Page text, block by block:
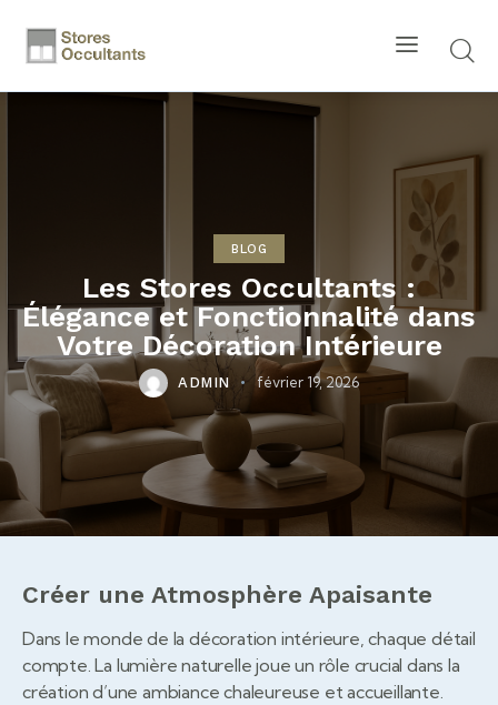
BLOG
Les Stores Occultants :
Élégance et Fonctionnalité dans
Votre Décoration Intérieure
ADMIN février 19, 2026
Créer une Atmosphère Apaisante
Dans le monde de la décoration intérieure, chaque détail
compte. La lumière naturelle joue un rôle crucial dans la
création d’une ambiance chaleureuse et accueillante.